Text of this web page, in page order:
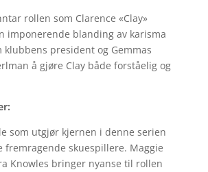
rollen som Clarence «Clay»
imponerende blanding av karisma
klubbens president og Gemmas
å gjøre Clay både forståelig og
som utgjør kjernen i denne serien
fremragende skuespillere. Maggie
Knowles bringer nyanse til rollen